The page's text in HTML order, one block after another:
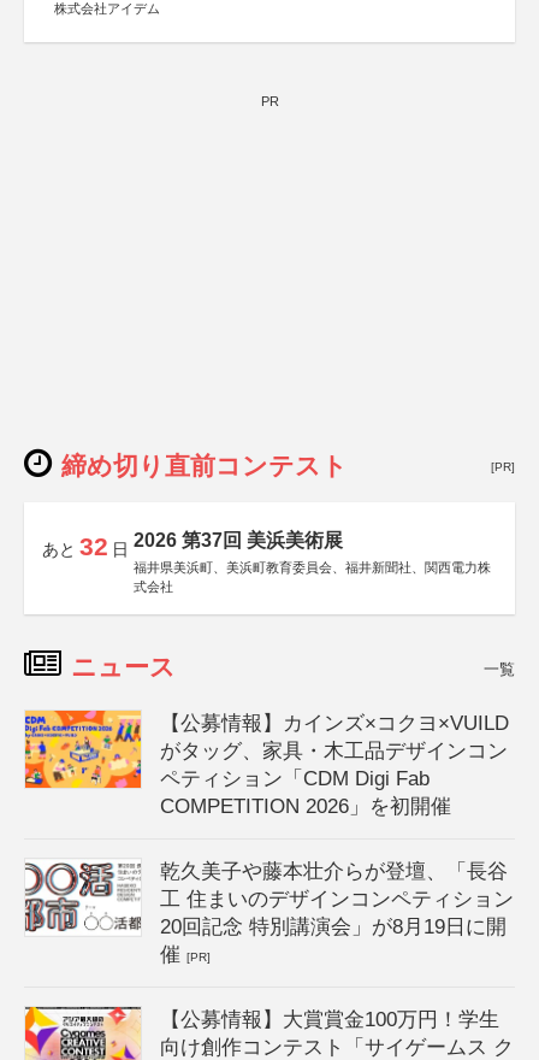
株式会社アイデム
PR
締め切り直前コンテスト [PR]
あと 32 日 2026 第37回 美浜美術展
福井県美浜町、美浜町教育委員会、福井新聞社、関西電力株
式会社
ニュース 一覧
【公募情報】カインズ×コクヨ×VUILD
がタッグ、家具・木工品デザインコン
ペティション「CDM Digi Fab
COMPETITION 2026」を初開催
乾久美子や藤本壮介らが登壇、「長谷
工 住まいのデザインコンペティション
20回記念 特別講演会」が8月19日に開
催[PR]
【公募情報】大賞賞金100万円！学生
向け創作コンテスト「サイゲームス ク